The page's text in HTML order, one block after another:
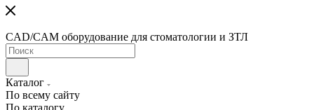
CAD/CAM оборудование для стоматологии и ЗТЛ
Каталог
По всему сайту
По каталогу